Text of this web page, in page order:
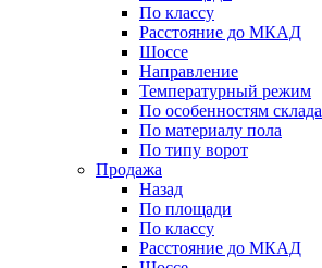
По классу
Расстояние до МКАД
Шоссе
Направление
Температурный режим
По особенностям склада
По материалу пола
По типу ворот
Продажа
Назад
По площади
По классу
Расстояние до МКАД